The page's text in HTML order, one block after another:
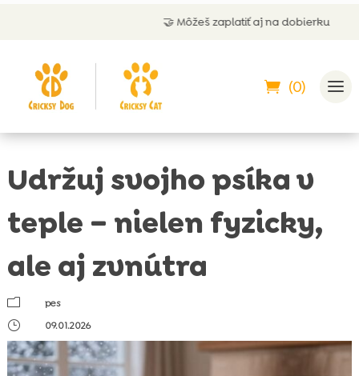
🤝 Môžeš zaplatiť aj na dobierku
(0)
Udržuj svojho psíka v
teple – nielen fyzicky,
ale aj zvnútra
m
pes
}
09.01.2026